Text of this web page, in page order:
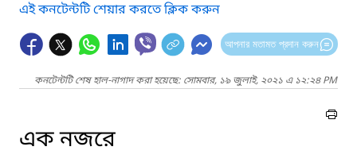
এই কনটেন্টটি শেয়ার করতে ক্লিক করুন
আপনার মতামত প্রদান করুন
কনটেন্টটি শেষ হাল-নাগাদ করা হয়েছে: সোমবার, ১৯ জুলাই, ২০২১ এ ১২:২৪ PM
এক নজরে